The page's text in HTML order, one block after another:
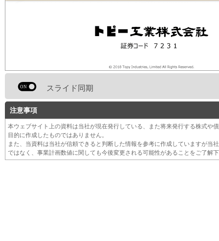
スライド同期
注意事項
本ウェブサイト上の資料は当社が現在発行している、また将来発行する株式や
目的に作成したものではありません。
また、当資料は当社が信頼できると判断した情報を参考に作成していますが当
ではなく、事業計画数値に関しても今後変更される可能性があることをご了解